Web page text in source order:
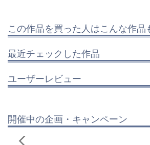
この作品を買った人はこんな作品
最近チェックした作品
ユーザーレビュー
開催中の企画・キャンペーン